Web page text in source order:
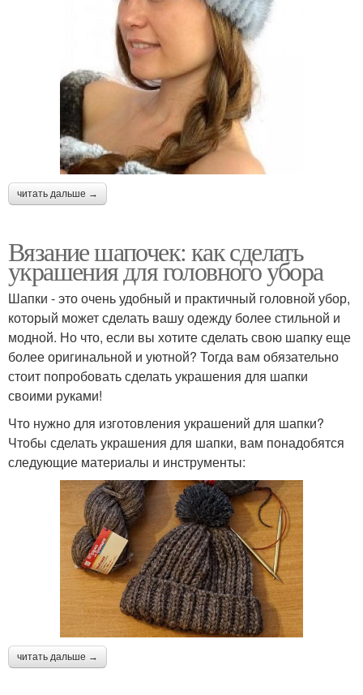
читать дальше →
Вязание шапочек: как сделать
украшения для головного убора
Шапки - это очень удобный и практичный головной убор,
который может сделать вашу одежду более стильной и
модной. Но что, если вы хотите сделать свою шапку еще
более оригинальной и уютной? Тогда вам обязательно
стоит попробовать сделать украшения для шапки
своими руками!
Что нужно для изготовления украшений для шапки?
Чтобы сделать украшения для шапки, вам понадобятся
следующие материалы и инструменты:
читать дальше →